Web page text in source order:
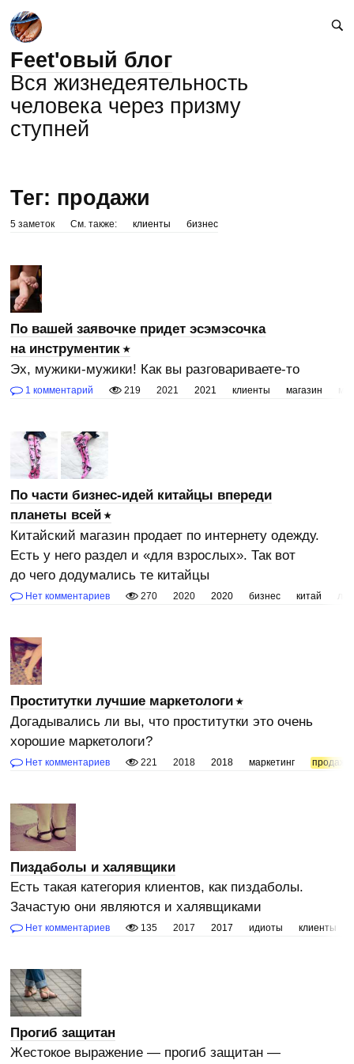
Feet'овый блог
Вся жизнедеятельность
человека через призму
ступней
Тег: продажи
5 заметок См. также: клиенты бизнес
По вашей заявочке придет эсэмэсочка
на инструментик
Эх, мужики-мужики! Как вы разговариваете-то
1 комментарий 219 2021 2021 клиенты магазин
По части бизнес-идей китайцы впереди
планеты всей
Китайский магазин продает по интернету одежду.
Есть у него раздел и «для взрослых». Так вот
до чего додумались те китайцы
Нет комментариев 270 2020 2020 бизнес китай
Проститутки лучшие маркетологи
Догадывались ли вы, что проститутки это очень
хорошие маркетологи?
Нет комментариев 221 2018 2018 маркетинг продажи
Пиздаболы и халявщики
Есть такая категория клиентов, как пиздаболы.
Зачастую они являются и халявщиками
Нет комментариев 135 2017 2017 идиоты клиенты
Прогиб защитан
Жестокое выражение — прогиб защитан —